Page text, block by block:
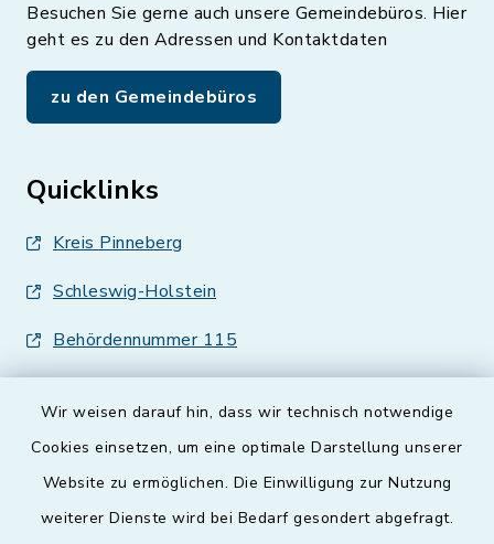
Wir weisen darauf hin, dass wir technisch notwendige
Cookies einsetzen, um eine optimale Darstellung unserer
Website zu ermöglichen. Die Einwilligung zur Nutzung
weiterer Dienste wird bei Bedarf gesondert abgefragt.
Besuchen Sie gerne auch unsere Gemeindebüros. Hier
geht es zu den Adressen und Kontaktdaten
zu den Gemeindebüros
Quicklinks
Kreis Pinneberg
Schleswig-Holstein
Behördennummer 115